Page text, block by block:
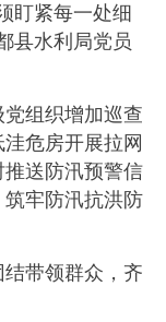
盯紧每一处细
县水利局党员
组织增加巡查
危房开展拉网
送防汛预警信
牢防汛抗洪防
带领群众，齐